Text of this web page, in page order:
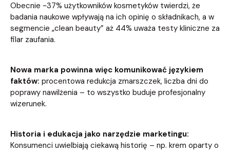
Obecnie ~37% użytkowników kosmetyków twierdzi, że
badania naukowe wpływają na ich opinię o składnikach, a w
segmencie „clean beauty” aż 44% uważa testy kliniczne za
filar zaufania.
Nowa marka powinna więc komunikować językiem
faktów: procentowa redukcja zmarszczek, liczba dni do
poprawy nawilżenia – to wszystko buduje profesjonalny
wizerunek.
Historia i edukacja jako narzędzie marketingu:
Konsumenci uwielbiają ciekawą historię – np. krem oparty o